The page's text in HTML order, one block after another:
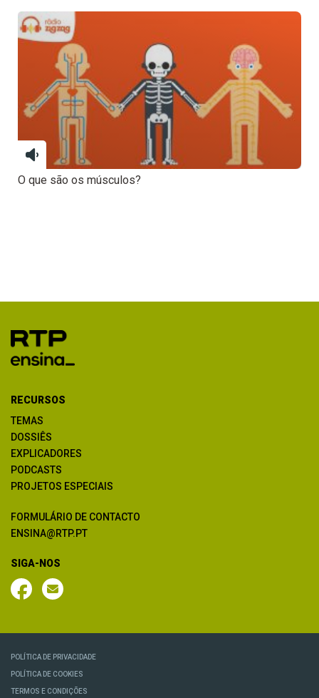
O que são os músculos?
RECURSOS
TEMAS
DOSSIÊS
EXPLICADORES
PODCASTS
PROJETOS ESPECIAIS
FORMULÁRIO DE CONTACTO
ENSINA@RTP.PT
SIGA-NOS
POLÍTICA DE PRIVACIDADE
POLÍTICA DE COOKIES
TERMOS E CONDIÇÕES